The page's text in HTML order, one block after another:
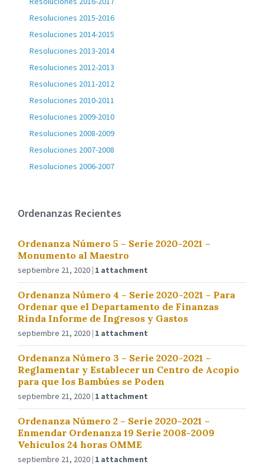
Resoluciones 2015-2016
Resoluciones 2014-2015
Resoluciones 2013-2014
Resoluciones 2012-2013
Resoluciones 2011-2012
Resoluciones 2010-2011
Resoluciones 2009-2010
Resoluciones 2008-2009
Resoluciones 2007-2008
Resoluciones 2006-2007
Ordenanzas Recientes
Ordenanza Número 5 – Serie 2020-2021 –
Monumento al Maestro
septiembre 21, 2020 1 attachment
Ordenanza Número 4 – Serie 2020-2021 – Para
Ordenar que el Departamento de Finanzas
Rinda Informe de Ingresos y Gastos
septiembre 21, 2020 1 attachment
Ordenanza Número 3 – Serie 2020-2021 –
Reglamentar y Establecer un Centro de Acopio
para que los Bambúes se Poden
septiembre 21, 2020 1 attachment
Ordenanza Número 2 – Serie 2020-2021 –
Enmendar Ordenanza 19 Serie 2008-2009
Vehículos 24 horas OMME
septiembre 21, 2020 1 attachment